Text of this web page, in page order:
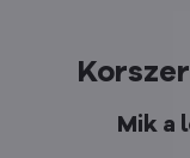
Mik a